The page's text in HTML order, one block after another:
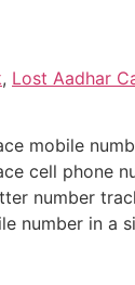
, Lost Aadhar
mobile
cell phone
number
number in a